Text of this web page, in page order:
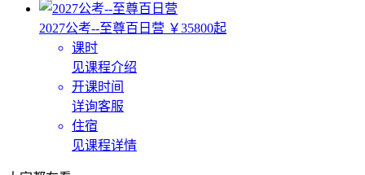
2027公考--至尊百日营 ￥35800起
课时
见课程介绍
开课时间
详询客服
住宿
见课程详情